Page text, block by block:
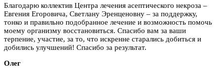
Благодарю коллектив Центра лечения асептического некроза –
Евгения Егоровича, Светлану Эренценовну – за поддержку,
тонко и правильно подобранное лечение и возможность помочь
моему организму восстановиться. Спасибо вам за ваши
терпение, участие, за то, что искренне старались добиться и
добились улучшений! Спасибо за результат.
Олег